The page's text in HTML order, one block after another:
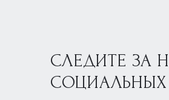
СЛЕДИТЕ ЗА
СОЦИАЛЬНЫХ